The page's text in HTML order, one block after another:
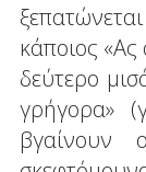
κάποιος
δεύτερο
γρήγορα»
βγαίνουν